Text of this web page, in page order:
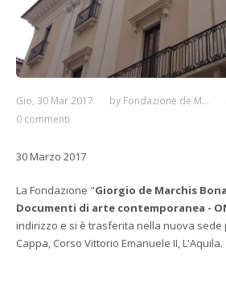
Gio, 30 Mar 2017 by Fondazione de M...
0 commenti
30 Marzo 2017
La Fondazione "Giorgio de Marchis
Documenti di arte contemporanea -
indirizzo e si è trasferita nella nuova sede
Cappa, Corso Vittorio Emanuele II, L'Aquila.